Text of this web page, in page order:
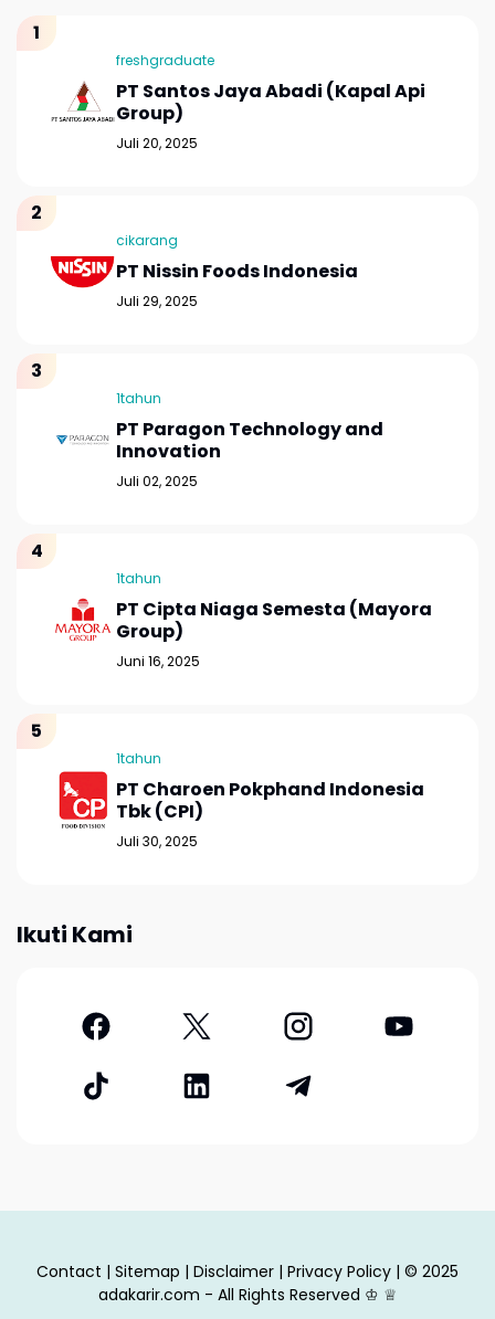
freshgraduate
PT Santos Jaya Abadi (Kapal Api
Group)
Juli 20, 2025
cikarang
PT Nissin Foods Indonesia
Juli 29, 2025
1tahun
PT Paragon Technology and
Innovation
Juli 02, 2025
1tahun
PT Cipta Niaga Semesta (Mayora
Group)
Juni 16, 2025
1tahun
PT Charoen Pokphand Indonesia
Tbk (CPI)
Juli 30, 2025
Ikuti Kami
Contact | Sitemap | Disclaimer | Privacy Policy | © 2025
adakarir.com - All Rights Reserved ♔ ♕